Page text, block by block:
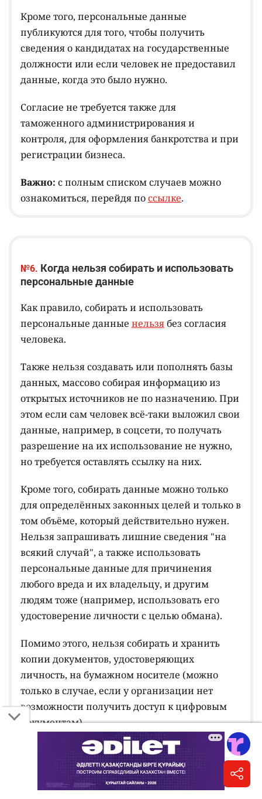
Кроме того, персональные данные
публикуются для того, чтобы получить
сведения о кандидатах на государственные
должности или если человек не предоставил
данные, когда это было нужно.
Согласие не требуется также для
таможенного администрирования и
контроля, для оформления банкротства и при
регистрации бизнеса.
Важно: с полным списком случаев можно
ознакомиться, перейдя поссылке.
№6. Когда нельзя собирать и использовать
персональные данные
Как правило, собирать и использовать
персональные данные нельзябез согласия
человека.
Также нельзя создавать или пополнять базы
данных, массово собирая информацию из
открытых источников не по назначению. При
этом если сам человек всё-таки выложил свои
данные, например, в соцсети, то получать
разрешение на их использование не нужно,
но требуется оставлять ссылку на них.
Кроме того, собирать данные можно только
для определённых законных целей и только в
том объёме, который действительно нужен.
Нельзя запрашивать лишние сведения "на
всякий случай", а также использовать
персональные данные для причинения
любого вреда и их владельцу, и другим
людям тоже (например, использовать его
удостоверение личности с целью обмана).
Помимо этого, нельзя собирать и хранить
копии документов, удостоверяющих
личность, на бумажном носителе (можно
только в случае, если у организации нет
возможности получить доступ к цифровым
документам).
обрабатывать персональные данные
можнотолько с согласия человека. Так,
на многих сайтах часто можно заметить